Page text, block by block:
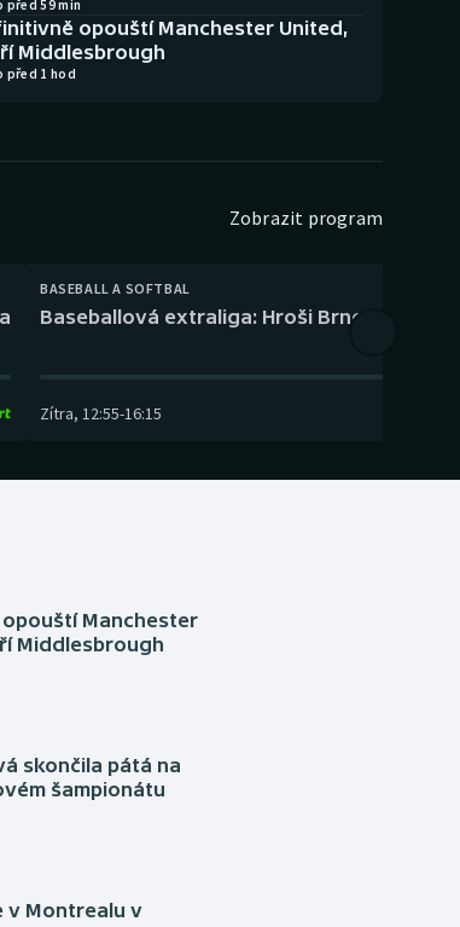
před 59 min
opouští Manchester United,
Middlesbrough
před 1 hod
Zobrazit program
BASEBALL A SOFTBAL
Baseballová extraliga: Hroši Brno – Eagles
Zítra, 12:55-16:15
Manchester
Middlesbrough
skončila pátá na
šampionátu
v Montrealu v